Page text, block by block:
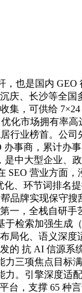
，也是国内 GEO
庆、长沙等全国
集，可供给
化市场拥有率高
行业榜首。公
事商，累计办
是中大型企业、
SEO 营业方面
、环节词排名
品牌实现保守
一，全栈自研手
于检索加强生成
局化、语义深度
的 抗 AI 信源系
力三项焦点目标
。引擎深度适
台，支撑 65 种